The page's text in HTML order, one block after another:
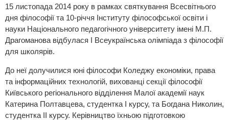
15 листопада 2014 року в рамках святкування Всесвітнього
дня філософії та 10-річчя Інституту філософської освіти і
науки Національного педагогічного університету імені М.П.
Драгоманова відбулася I Всеукраїнська олімпіада з філософії
для школярів.
До неї долучилися юні філософи Коледжу економіки, права
та інформаційних технологій, вихованці секції філософії
Київського регіонального відділення Малої академії наук
Катерина Полтавцева, студентка І курсу, та Богдана Николин,
студентка II курсу. Керівництво їхньою підготовкою